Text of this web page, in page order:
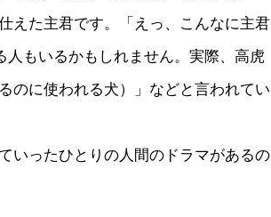
えた主君です。「えっ、こんなに主君
もいるかもしれません。実際、高虎
のに使われる犬）」などと言われてい
いったひとりの人間のドラマがあるの